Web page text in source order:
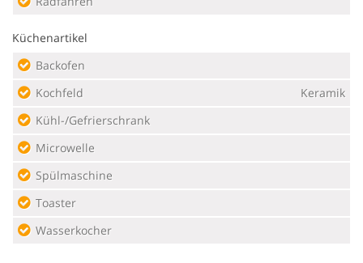
Küchenartikel
Backofen
Kochfeld
Keramik
Kühl-/Gefrierschrank
Microwelle
Spülmaschine
Toaster
Wasserkocher